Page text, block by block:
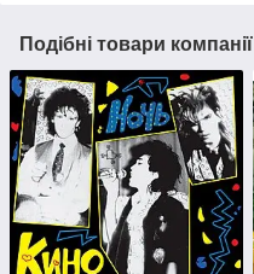
Подібні товари компанії